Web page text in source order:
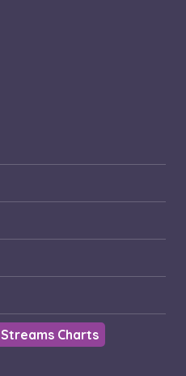
Streams Charts